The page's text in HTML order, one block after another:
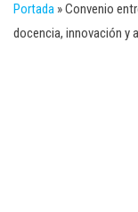
Portada »Convenio
docencia, innovación y